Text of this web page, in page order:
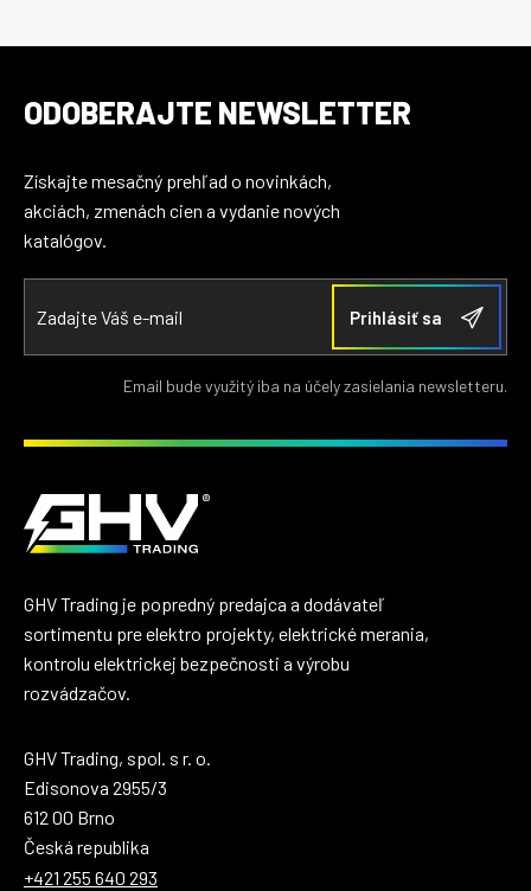
ODOBERAJTE NEWSLETTER
Získajte mesačný prehľad o novinkách,
akciách, zmenách cien a vydanie nových
katalógov.
Email bude využitý iba na účely zasielania newsletteru.
GHV Trading je popredný predajca a dodávateľ
sortimentu pre elektro projekty, elektrické merania,
kontrolu elektrickej bezpečnosti a výrobu
rozvádzačov.
GHV Trading, spol. s r. o.
Edisonova 2955/3
612 00 Brno
Česká republika
+421 255 640 293